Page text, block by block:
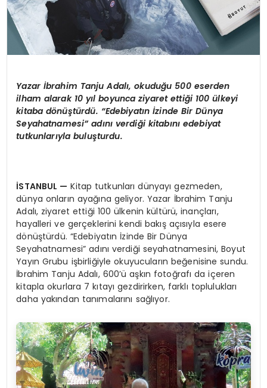
Yazar İbrahim Tanju Adalı, okuduğu 500 eserden
ilham alarak 10 yıl boyunca ziyaret ettiği 100 ülkeyi
kitaba dönüştürdü. “Edebiyatın İzinde Bir Dünya
Seyahatnamesi” adını verdiği kitabını edebiyat
tutkunlarıyla buluşturdu.
İSTANBUL — Kitap tutkunları dünyayı gezmeden,
dünya onların ayağına geliyor. Yazar İbrahim Tanju
Adalı, ziyaret ettiği 100 ülkenin kültürü, inançları,
hayalleri ve gerçeklerini kendi bakış açısıyla esere
dönüştürdü. “Edebiyatın İzinde Bir Dünya
Seyahatnamesi” adını verdiği seyahatnamesini, Boyut
Yayın Grubu işbirliğiyle okuyucuların beğenisine sundu.
İbrahim Tanju Adalı, 600’ü aşkın fotoğrafı da içeren
kitapla okurlara 7 kıtayı gezdirirken, farklı toplulukları
daha yakından tanımalarını sağlıyor.